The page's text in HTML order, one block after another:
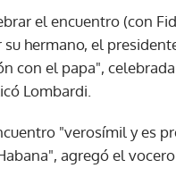
el encuentro (con
hermano, el
con el papa",
Lombardi.
"verosímil y es
agregó el